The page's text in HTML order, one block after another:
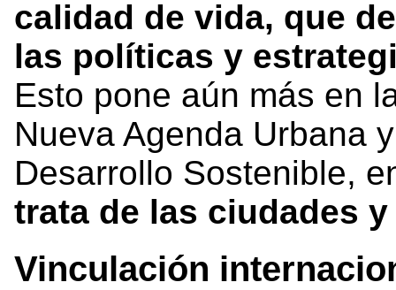
calidad de vida, que
las políticas y
Esto pone aún más en
Nueva Agenda Urbana
Desarrollo Sostenible,
trata de las ciudades
Vinculación